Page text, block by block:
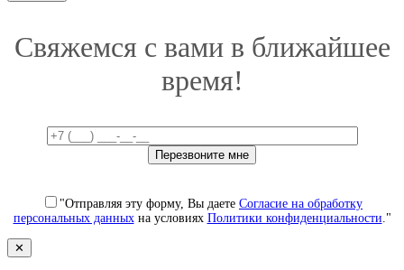
Свяжемся с вами в ближайшее
время!
"Отправляя эту форму, Вы даете Согласие на обработку
персональных данныхна условиях Политики конфиденциальности ."
✕